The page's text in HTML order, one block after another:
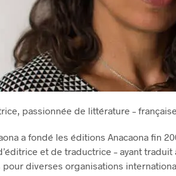
passionnée de littérature –
a fondé les éditions Anacaona fin
et de traductrice – ayant
pour diverses organisations